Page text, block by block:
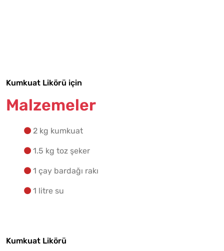
Kumkuat Likörü için
Malzemeler
2 kg kumkuat
1.5 kg toz şeker
1 çay bardağı rakı
1 litre su
Kumkuat Likörü